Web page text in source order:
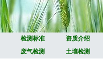
检测标准
资质介绍
废气检测
土壤检测